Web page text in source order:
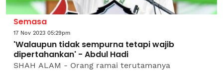
Semasa
17 Nov 2023 05:29pm
'Walaupun tidak sempurna tetapi wajib
dipertahankan' - Abdul Hadi
SHAH ALAM - Orang ramai terutamanya